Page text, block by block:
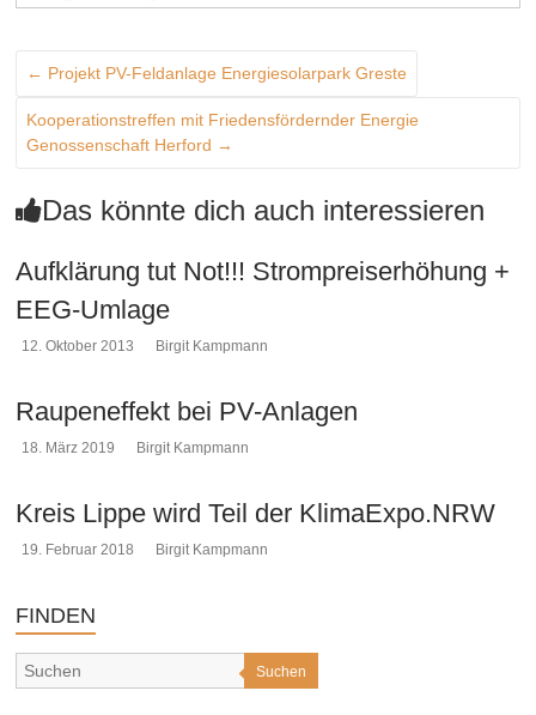
← Projekt PV-Feldanlage Energiesolarpark Greste
Kooperationstreffen mit Friedensfördernder Energie
Genossenschaft Herford →
Das könnte dich auch interessieren
Aufklärung tut Not!!! Strompreiserhöhung +
EEG-Umlage
12. Oktober 2013 Birgit Kampmann
Raupeneffekt bei PV-Anlagen
18. März 2019 Birgit Kampmann
Kreis Lippe wird Teil der KlimaExpo.NRW
19. Februar 2018 Birgit Kampmann
FINDEN
Suchen